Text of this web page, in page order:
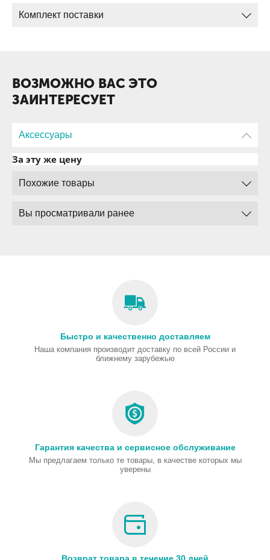
Комплект поставки
ВОЗМОЖНО ВАС ЭТО
ЗАИНТЕРЕСУЕТ
Аксессуары
За эту же цену
Похожие товары
Вы просматривали ранее
Быстро и качественно доставляем
Наша компания производит доставку по всей России и
ближнему зарубежью
Гарантия качества и сервисное обслуживание
Мы предлагаем только те товары, в качестве которых мы
уверены